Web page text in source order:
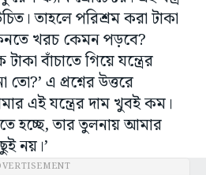
তাহলে পরিশ্রম করা টাকা
খরচ কেমন পড়বে?
বাঁচাতে গিয়ে যন্ত্রের
তো?’ এ প্রশ্নের উত্তরে
এই যন্ত্রের দাম খুবই কম।
হচ্ছে, তার তুলনায় আমার
নয়।’